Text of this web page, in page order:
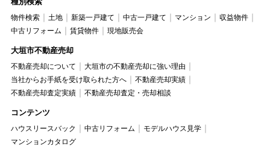
物件検索 土地 新築一戸建て 中古一戸建て マンション
収益物件
中古リフォーム
賃貸物件 現地販売会
大垣市不動産売却
不動産売却について
大垣市の不動産売却に強い理由
当社からお手紙を受け取られた方へ
不動産売却実績
不動産売却査定実績
不動産売却査定・売却相談
コンテンツ
ハウスリースバック 中古リフォーム
モデルハウス見学
マンションカタログ